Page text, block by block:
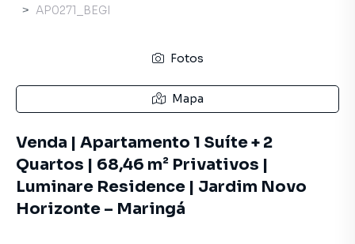
AP0271_BEGI
Fotos
Mapa
Venda | Apartamento 1 Suíte + 2
Quartos | 68,46 m² Privativos |
Luminare Residence | Jardim Novo
Horizonte – Maringá